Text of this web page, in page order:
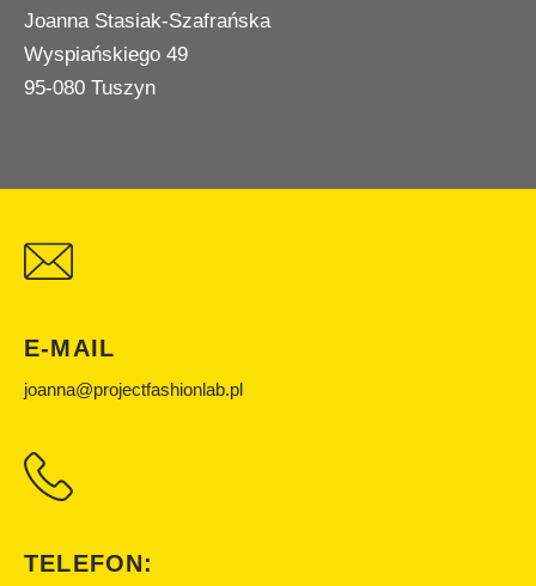
Joanna Stasiak-Szafrańska
Wyspiańskiego 49
95-080 Tuszyn
E-MAIL
joanna@projectfashionlab.pl
TELEFON: